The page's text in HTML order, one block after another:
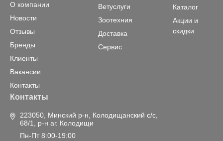
О компании
Новости
Отзывы
Бренды
Клиенты
Вакансии
Контакты
Ветуслуги
Доставка
Сервис
Зоотехния
Каталог
Акции и
скидки
Контакты
223050, Минский р-н, Колодищанский с/с,
68/1, р-н аг. Колодищи
Пн-Пт 8:00-19:00